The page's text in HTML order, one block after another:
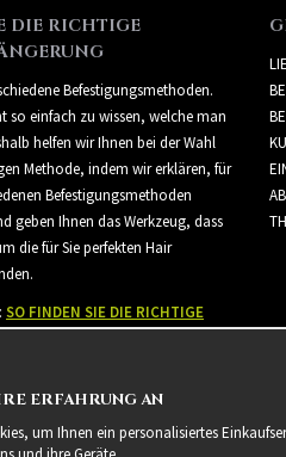
DIE RICHTIGE
Befestigungsmethoden.
so einfach zu wissen, welche man
helfen wir Ihnen bei der Wahl
Methode, indem wir erklären, für
Befestigungsmethoden
geben Ihnen das Werkzeug, dass
die für Sie perfekten Hair
SO FINDEN SIE DIE RICHTIGE
ERFAHRUNG AN
um Ihnen ein personalisiertes